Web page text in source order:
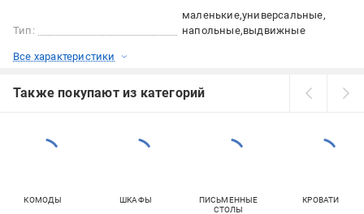
Тип:
маленькие универсальные
напольные выдвижные
Все характеристики
Также покупают из категорий
КОМОДЫ ШКАФЫ
ПИСЬМЕННЫЕ
СТОЛЫ
КРОВАТИ